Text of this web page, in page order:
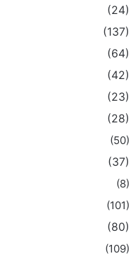
(24)
(137)
(64)
(42)
(23)
(28)
(50)
(37)
(8)
(101)
(80)
(109)